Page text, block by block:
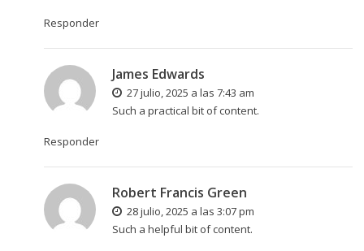
Responder
James Edwards
27 julio, 2025 a las 7:43 am
Such a practical bit of content.
Responder
Robert Francis Green
28 julio, 2025 a las 3:07 pm
Such a helpful bit of content.